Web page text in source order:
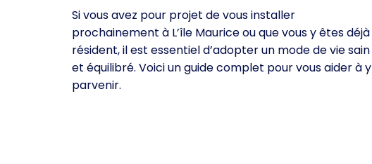
Si vous avez pour projet de vous installer
prochainement à L’île Maurice ou que vous y êtes déjà
résident, il est essentiel d’adopter un mode de vie sain
et équilibré. Voici un guide complet pour vous aider à y
parvenir.